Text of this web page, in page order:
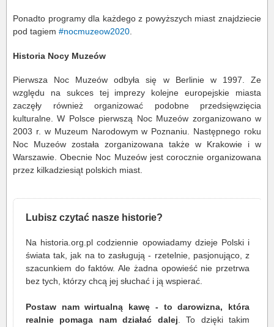
Ponadto programy dla każdego z powyższych miast znajdziecie
pod tagiem #nocmuzeow2020
Historia Nocy Muzeów
Pierwsza Noc Muzeów odbyła się w Berlinie w 1997. Ze
względu na sukces tej imprezy kolejne europejskie miasta
zaczęły również organizować podobne przedsięwzięcia
kulturalne. W Polsce pierwszą Noc Muzeów zorganizowano w
2003 r. w Muzeum Narodowym w Poznaniu. Następnego roku
Noc Muzeów została zorganizowana także w Krakowie i w
Warszawie. Obecnie Noc Muzeów jest corocznie organizowana
przez kilkadziesiąt polskich miast.
Lubisz czytać nasze historie?
Na historia.org.pl codziennie opowiadamy dzieje Polski i
świata tak, jak na to zasługują - rzetelnie, pasjonująco, z
szacunkiem do faktów. Ale żadna opowieść nie przetrwa
bez tych, którzy chcą jej słuchać i ją wspierać.
Postaw nam wirtualną kawę - to darowizna, która
realnie pomaga nam działać dalej. To dzięki takim